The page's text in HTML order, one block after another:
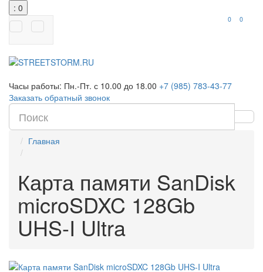
: 0
0 0
Часы работы: Пн.-Пт. с 10.00 до 18.00 +7 (985) 783-43-77
Заказать обратный звонок
Главная
Карта памяти SanDisk
microSDXC 128Gb
UHS-I Ultra